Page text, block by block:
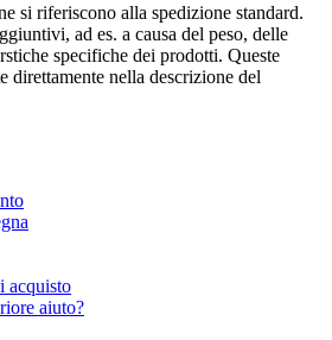
si riferiscono alla spedizione standard.
ad es. a causa del peso, delle
specifiche dei prodotti. Queste
direttamente nella descrizione del
acquisto
aiuto?